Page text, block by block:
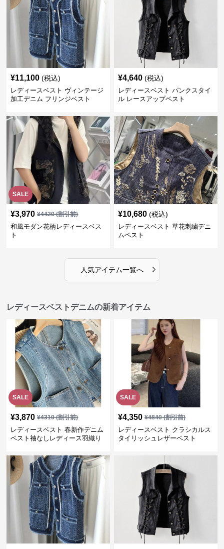
¥11,100 (税込)
レディースベスト ヴィンテージ
加工デニム フリンジベスト
¥4,640 (税込)
レディースベスト パンクスタイ
ル レースアップベスト
SALE
¥3,970 ¥4420(割引前)
和風モダン花柄レディースベス
ト
¥10,680 (税込)
レディースベスト 草花刺繍デニ
ムベスト
人気アイテム一覧へ ›
レディースベストデニムの新着アイテム
SALE
¥3,870 ¥4310(割引前)
レディースベスト 春新作デニム
ベスト袖なしレディース羽織り
SALE
¥4,350 ¥4840(割引前)
レディースベスト クラシカルス
タイリッシュレザーベスト